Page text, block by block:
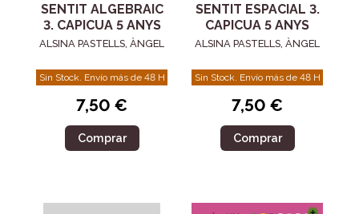
SENTIT ALGEBRAIC
3. CAPICUA 5 ANYS
ALSINA PASTELLS, ÀNGEL
Sin Stock. Envío más de 48 H
7,50 €
Comprar
SENTIT ESPACIAL 3.
CAPICUA 5 ANYS
ALSINA PASTELLS, ÀNGEL
Sin Stock. Envío más de 48 H
7,50 €
Comprar